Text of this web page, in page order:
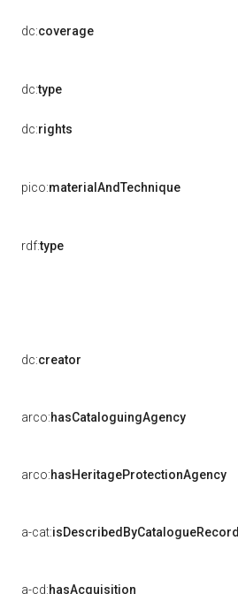
dc:coverage
dc:type
dc:rights
pico:materialAndTechnique
rdf:type
dc:creator
arco:hasCataloguingAgency
arco:hasHeritageProtectionAgency
a-cat:isDescribedByCatalogueRecord
a-cd:hasAcquisition